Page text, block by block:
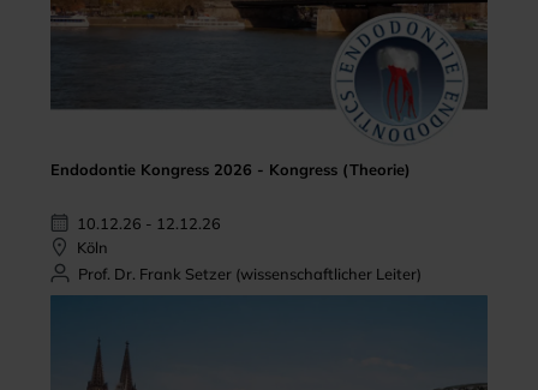
Endodontie Kongress 2026 - Kongress (Theorie)
10.12.26 - 12.12.26
Köln
Prof. Dr. Frank Setzer (wissenschaftlicher Leiter)